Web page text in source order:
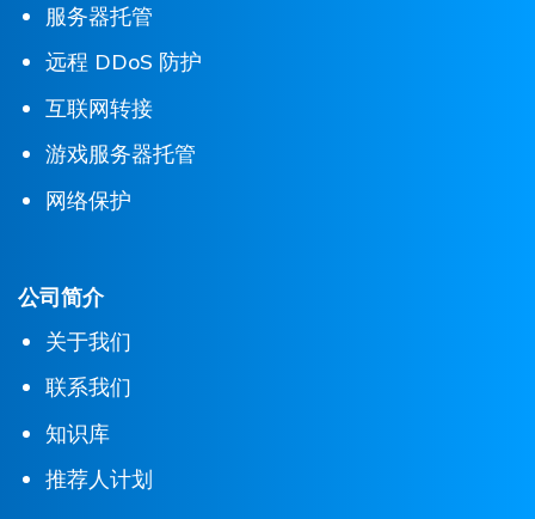
服务器托管
远程 DDoS 防护
互联网转接
游戏服务器托管
网络保护
公司简介
关于我们
联系我们
知识库
推荐人计划